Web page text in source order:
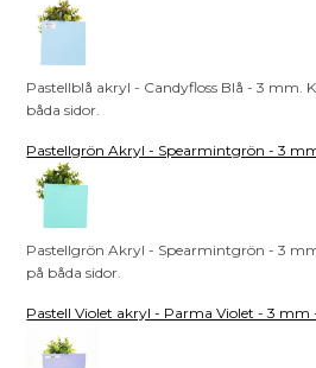
Pastellblå akryl - Candyfloss Blå - 3 mm.
båda sidor.
Pastellgrön Akryl - Spearmintgrön - 3
Pastellgrön Akryl - Spearmintgrön - 3
på båda sidor.
Pastell Violet akryl - Parma Violet - 3 mm